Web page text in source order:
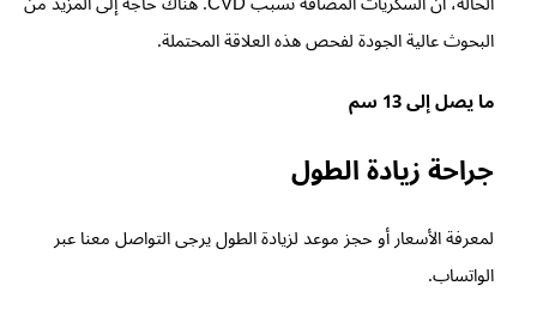
البحوث عالية الجودة لفحص هذه العلاقة المحتملة.
ما يصل إلى 13 سم
جراحة زيادة الطول
لمعرفة الأسعار أو حجز موعد لزيادة الطول يرجى التواصل معنا عبر
الواتساب.